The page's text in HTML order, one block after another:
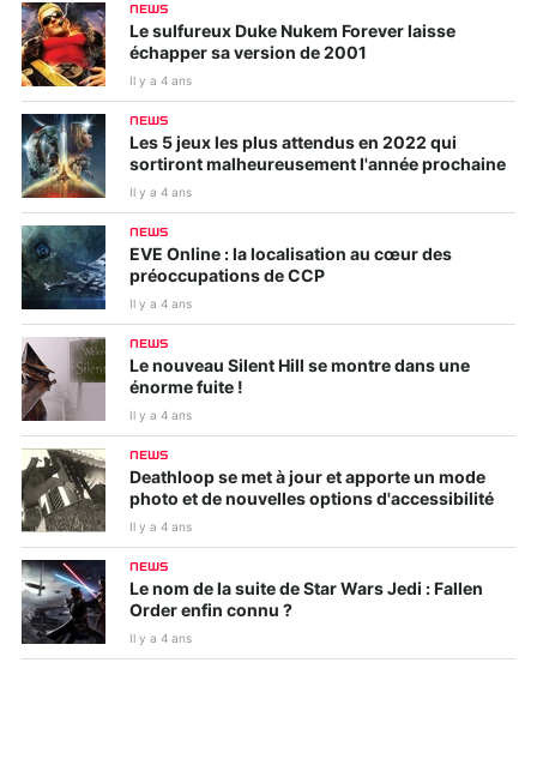
NEWS
Le sulfureux Duke Nukem Forever laisse
échapper sa version de 2001
Il y a 4 ans
NEWS
Les 5 jeux les plus attendus en 2022 qui
sortiront malheureusement l'année prochaine
Il y a 4 ans
NEWS
EVE Online : la localisation au cœur des
préoccupations de CCP
Il y a 4 ans
NEWS
Le nouveau Silent Hill se montre dans une
énorme fuite !
Il y a 4 ans
NEWS
Deathloop se met à jour et apporte un mode
photo et de nouvelles options d'accessibilité
Il y a 4 ans
NEWS
Le nom de la suite de Star Wars Jedi : Fallen
Order enfin connu ?
Il y a 4 ans